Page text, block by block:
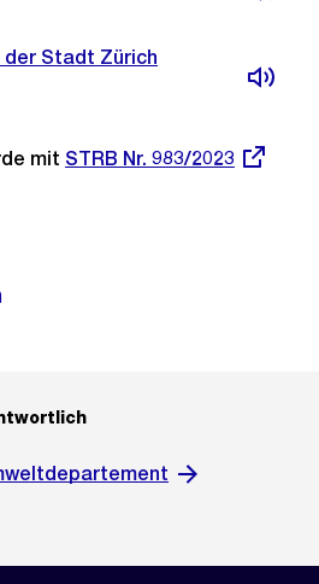
Stadt Zürich
mit Externer
STRB Nr. 983/2023